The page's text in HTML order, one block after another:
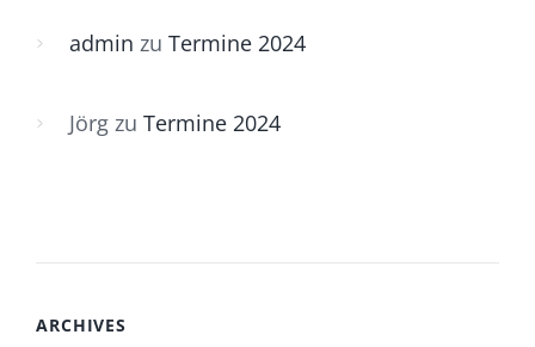
admin zu Termine 2024
Jörg zu Termine 2024
ARCHIVES